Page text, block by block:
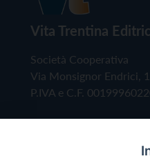
Vita Trentina
Società Cooperativa
Via Monsignor Endrici,
P.IVA e C.F.